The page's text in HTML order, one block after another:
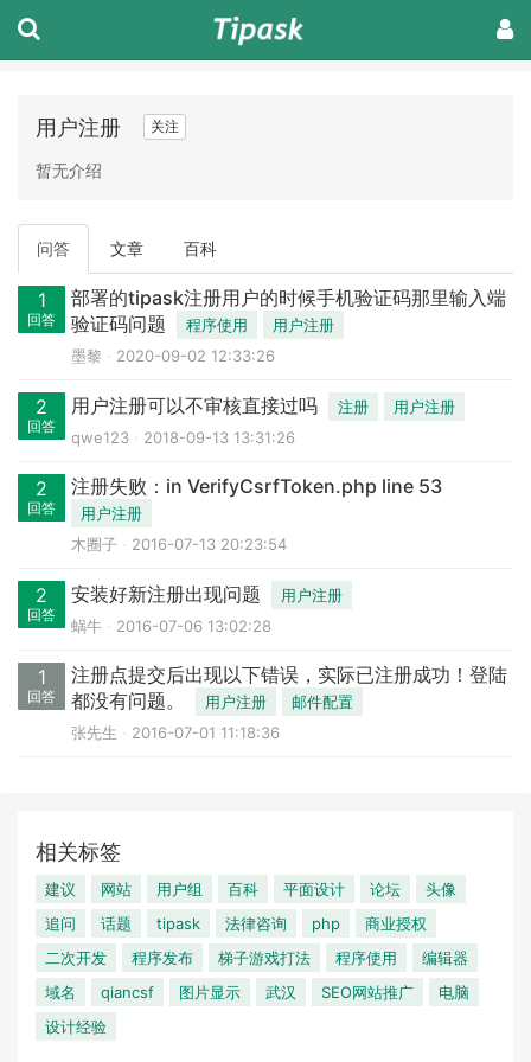
用户注册 关注
暂无介绍
问答 文章 百科
1
回答
部署的tipask注册用户的时候手机验证码那里输入端
验证码问题
程序使用
用户注册
墨黎
2020-09-02 12:33:26
2
回答
用户注册可以不审核直接过吗 注册
用户注册
qwe123
2018-09-13 13:31:26
2
回答
注册失败：in VerifyCsrfToken.php line 53
用户注册
木圈子
2016-07-13 20:23:54
2
回答
安装好新注册出现问题
用户注册
蜗牛
2016-07-06 13:02:28
1
回答
注册点提交后出现以下错误，实际已注册成功！登陆
都没有问题。
用户注册
邮件配置
张先生
2016-07-01 11:18:36
相关标签
建议 网站 用户组 百科 平面设计 论坛
头像
追问
话题 tipask 法律咨询 php
商业授权
二次开发
程序发布 梯子游戏打法 程序使用
编辑器
域名
qiancsf 图片显示 武汉 SEO网站推广
电脑
设计经验